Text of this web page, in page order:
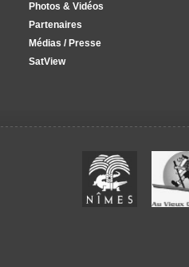
Photos & Vidéos
Partenaires
Médias / Presse
SatView